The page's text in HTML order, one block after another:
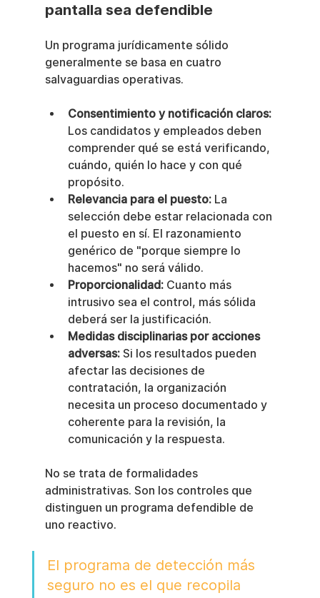
pantalla sea defendible
Un programa jurídicamente sólido
generalmente se basa en cuatro
salvaguardias operativas.
Consentimiento y notificación claros:
Los candidatos y empleados deben
comprender qué se está verificando,
cuándo, quién lo hace y con qué
propósito.
Relevancia para el puesto: La
selección debe estar relacionada con
el puesto en sí. El razonamiento
genérico de "porque siempre lo
hacemos" no será válido.
Proporcionalidad: Cuanto más
intrusivo sea el control, más sólida
deberá ser la justificación.
Medidas disciplinarias por acciones
adversas: Si los resultados pueden
afectar las decisiones de
contratación, la organización
necesita un proceso documentado y
coherente para la revisión, la
comunicación y la respuesta.
No se trata de formalidades
administrativas. Son los controles que
distinguen un programa defendible de
uno reactivo.
El programa de detección más
seguro no es el que recopila